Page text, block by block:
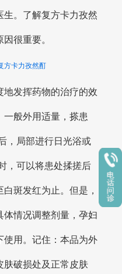
生。了解复方卡力孜然
很重要。
方卡力孜然酊
地发挥药物的治疗的效
般外用适量，搽患
，局部进行日光浴或
，可以将患处揉搓后
斑发红为止。但是，
体情况调整剂量，孕妇
使用。记住：本品为外
肤破损处及正常皮肤